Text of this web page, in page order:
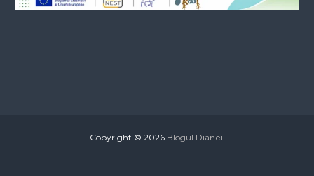
Copyright © 2026 Blogul Dianei